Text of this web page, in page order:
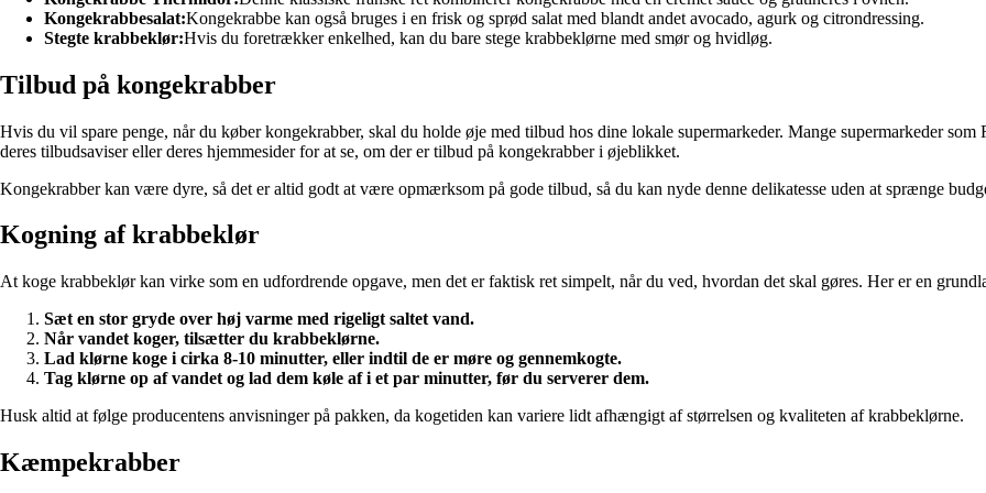
Kongekrabbesalat:Kongekrabbe kan også bruges i en frisk og sprød salat med blandt andet avocado, agurk og citrondressing.
Stegte krabbeklør:Hvis du foretrækker enkelhed, kan du bare stege krabbeklørne med smør og hvidløg.
Tilbud på kongekrabber
Hvis du vil spare penge, når du køber kongekrabber, skal du holde øje med tilbud hos dine lokale supermarkeder. Mange supermarkeder
deres tilbudsaviser eller deres hjemmesider for at se, om der er tilbud på kongekrabber i øjeblikket.
Kongekrabber kan være dyre, så det er altid godt at være opmærksom på gode tilbud, så du kan nyde denne delikatesse uden at sprænge
Kogning af krabbeklør
At koge krabbeklør kan virke som en udfordrende opgave, men det er faktisk ret simpelt, når du ved, hvordan det skal gøres. Her er en
Sæt en stor gryde over høj varme med rigeligt saltet vand.
Når vandet koger, tilsætter du krabbeklørne.
Lad klørne koge i cirka 8-10 minutter, eller indtil de er møre og gennemkogte.
Tag klørne op af vandet og lad dem køle af i et par minutter, før du serverer dem.
Husk altid at følge producentens anvisninger på pakken, da kogetiden kan variere lidt afhængigt af størrelsen og kvaliteten af krabbeklørne.
Kæmpekrabber